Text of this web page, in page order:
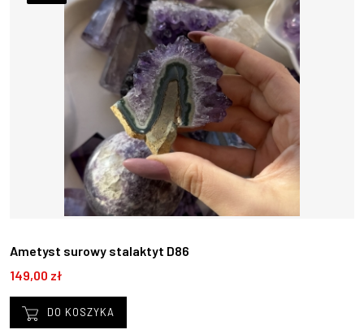
Ametyst surowy stalaktyt D86
149,00 zł
DO KOSZYKA